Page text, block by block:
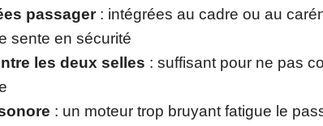
passager: intégrées au cadre ou au
sente en sécurité
les deux selles : suffisant pour ne pas
: un moteur trop bruyant fatigue le